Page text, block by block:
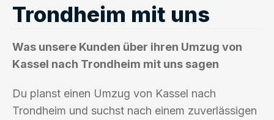
Trondheim mit uns
Was unsere Kunden über ihren Umzug von
Kassel nach Trondheim mit uns sagen
Du planst einen Umzug von Kassel nach
Trondheim und suchst nach einem zuverlässigen